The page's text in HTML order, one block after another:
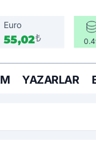
Euro
55,02₺
YAZARLAR